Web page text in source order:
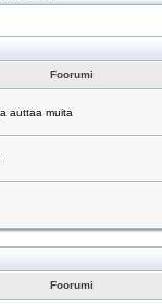
Foorumi
auttaa muita
Foorumi